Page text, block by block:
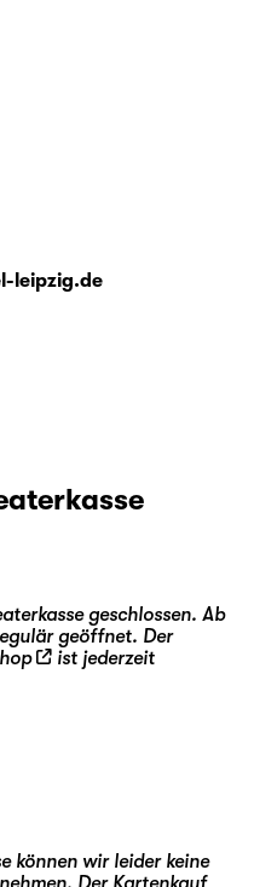
leipzig.de
geschlossen. Ab
geöffnet. Der
ist jederzeit
können wir leider keine